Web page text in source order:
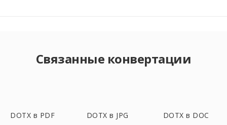
Связанные конвертации
DOTX в PDF DOTX в JPG DOTX в DOC